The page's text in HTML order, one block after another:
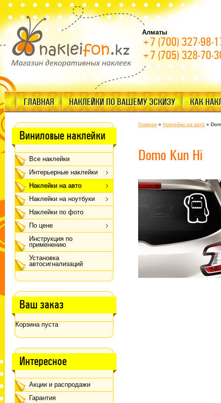
Алматы
+7 (700) 327-98-
+7 (705) 328-70-
ГЛАВНАЯ НАКЛЕЙКИ ПО ВАШЕМУ ЭСКИЗУ КАК
Виниловые наклейки
Все наклейки
Интерьерные наклейки
Наклейки на авто
Наклейки на ноутбуки
Наклейки по фото
По цене
Инструкция по
применению
Установка
автосигнализаций
Ваш заказ
Корзина пуста
Интересное
Акции и распродажи
Гарантия
Главная » Наклейки на авто »
Domo Kun Hi